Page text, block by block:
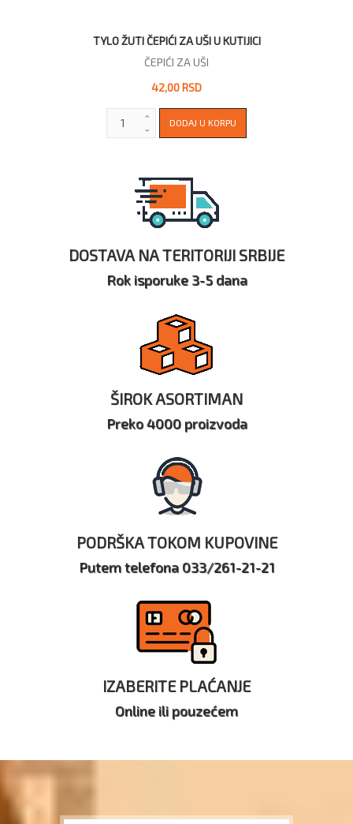
TYLO ŽUTI ČEPIĆI ZA UŠI U KUTIJICI
ČEPIĆI ZA UŠI
42,00 RSD
DOSTAVA NA TERITORIJI SRBIJE
Rok isporuke 3-5 dana
ŠIROK ASORTIMAN
Preko 4000 proizvoda
PODRŠKA TOKOM KUPOVINE
Putem telefona 033/261-21-21
IZABERITE PLAĆANJE
Online ili pouzećem